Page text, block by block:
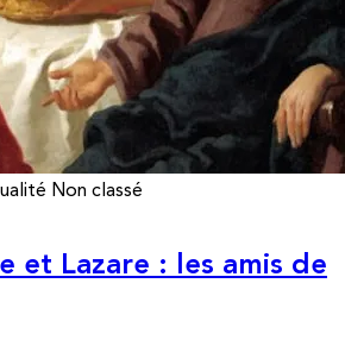
Non classé
et Lazare : les amis de